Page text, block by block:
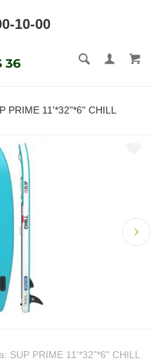
10-00
PRIME 11'*32"*6" CHILL
SUP PRIME 11'*32"*6" CHILL